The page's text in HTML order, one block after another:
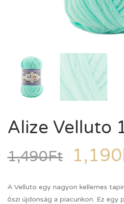
Alize Velluto
1,490Ft 1,190
A Velluto egy nagyon kellemes
őszi újdonság a piacunkon. Ez egy